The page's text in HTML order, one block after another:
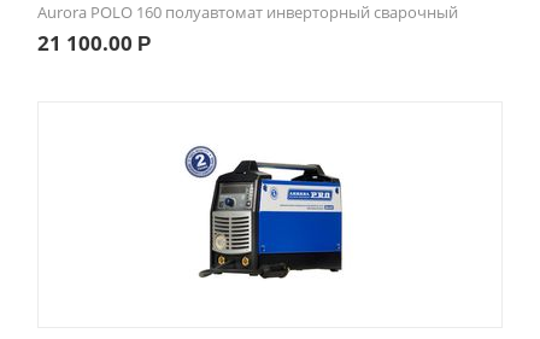
Aurora POLO 160 полуавтомат инверторный сварочный
21 100.00 Р